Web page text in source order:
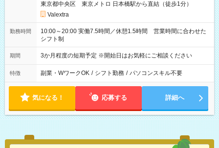
東京都中央区 東京メトロ 日本橋駅から直結（徒歩1分）
Valextra
勤務時間
10:00～20:00 実働7.5時間／休憩1.5時間 営業時間に合わせた
シフト制
期間 3か月程度の短期予定 ※開始日はお気軽にご相談ください
特徴 副業・WワークOK / シフト勤務 / パソコンスキル不要
気になる！ 応募する 詳細へ